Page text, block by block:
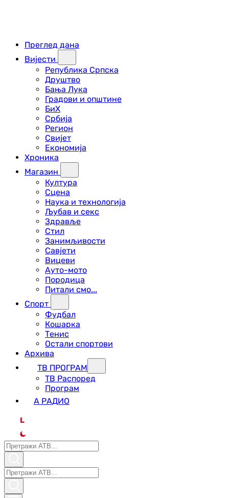
Преглед дана
Вијести
Република Српска
Друштво
Бања Лука
Градови и општине
БиХ
Србија
Регион
Свијет
Економија
Хроника
Магазин
Култура
Сцена
Наука и технологија
Љубав и секс
Здравље
Стил
Занимљивости
Савјети
Вицеви
Ауто-мото
Породица
Питали смо...
Спорт
Фудбал
Кошарка
Тенис
Остали спортови
Архива
ТВ ПРОГРАМ
ТВ Распоред
Програм
А РАДИО
L